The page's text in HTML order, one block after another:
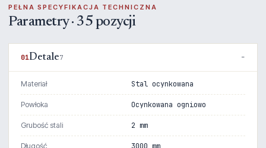
PEŁNA SPECYFIKACJA TECHNICZNA
Parametry · 35 pozycji
01Detale7
Materiał Stal ocynkowana
Powłoka Ocynkowana ogniowo
Grubość stali 2 mm
Długość